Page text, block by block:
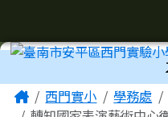
工具列
主內容區域
Home西門實小 學務處
頁尾區域